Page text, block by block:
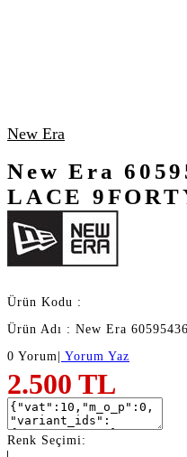
New Era
New Era
LACE
Ürün Kodu :
Ürün Adı : New Era
0 Yorum | Yorum Yaz
2.500 TL
Renk Seçimi: